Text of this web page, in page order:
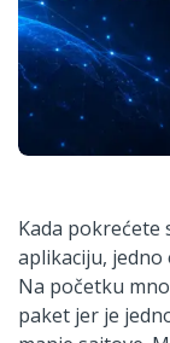
Kada pokrećete
aplikaciju,
Na početku
paket jer je